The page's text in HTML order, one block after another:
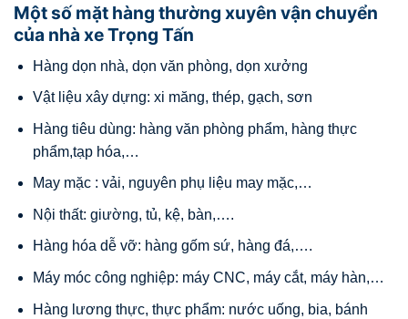
Một số mặt hàng thường xuyên vận chuyển
của nhà xe Trọng Tấn
Hàng dọn nhà, dọn văn phòng, dọn xưởng
Vật liệu xây dựng: xi măng, thép, gạch, sơn
Hàng tiêu dùng: hàng văn phòng phẩm, hàng thực
phẩm,tạp hóa,…
May mặc : vải, nguyên phụ liệu may mặc,…
Nội thất: giường, tủ, kệ, bàn,….
Hàng hóa dễ vỡ: hàng gốm sứ, hàng đá,….
Máy móc công nghiệp: máy CNC, máy cắt, máy hàn,…
Hàng lương thực, thực phẩm: nước uống, bia, bánh